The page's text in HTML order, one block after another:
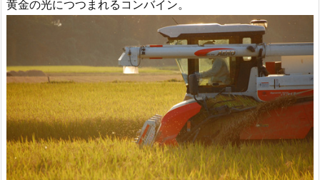
黄金の光につつまれるコンバイン。